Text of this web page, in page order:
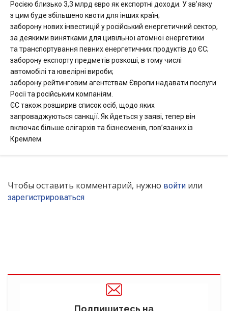
Росією близько 3,3 млрд євро як експортні доходи. У зв’язку
з цим буде збільшено квоти для інших країн;
заборону нових інвестицій у російський енергетичний сектор,
за деякими винятками для цивільної атомної енергетики
та транспортування певних енергетичних продуктів до ЄС;
заборону експорту предметів розкоші, в тому числі
автомобілі та ювелірні вироби;
заборону рейтинговим агентствам Європи надавати послуги
Росії та російським компаніям.
ЄС також розширив список осіб, щодо яких
запроваджуються санкції. Як йдеться у заяві, тепер він
включає більше олігархів та бізнесменів, пов’язаних із
Кремлем.
Чтобы оставить комментарий, нужно войти или
зарегистрироваться